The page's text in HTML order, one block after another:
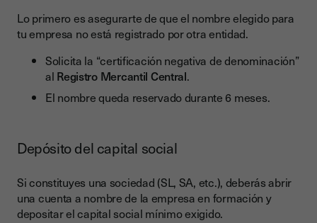
Lo primero es asegurarte de que el nombre elegido para
tu empresa no está registrado por otra entidad.
Solicita la “certificación negativa de denominación”
al Registro Mercantil Central.
El nombre queda reservado durante 6 meses.
Depósito del capital social
Si constituyes una sociedad (SL, SA, etc.), deberás abrir
una cuenta a nombre de la empresa en formación y
depositar el capital social mínimo exigido.